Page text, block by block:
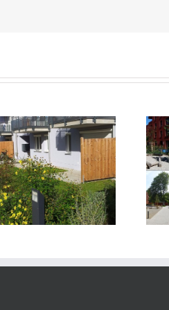
Neubau von 101 Wohnungen
in Rosenheim,
Finsterwalderstrasse